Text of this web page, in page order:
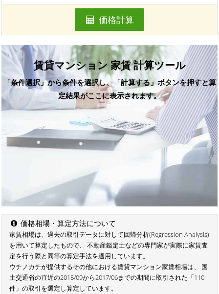
価格計算
賃貸マンション 家賃 計算ツール
「条件選択」から条件を選択し、「計算する」ボタンを押すと算
定結果がここに表示されます。
価格相場・算定方法について
家賃相場は、過去の取引データに対して回帰分析(Regression Analysis)
を用いて算定したもので、 不動産鑑定士などの専門家が実際に家賃査
定を行う際と同等の算定手法を適用しています。
ウチノカチが提供するその他における賃貸マンション家賃相場は、 国
土交通省の直近の2015/09から2017/06までの期間に取引された「110
件」の取引を選定し算定しています。